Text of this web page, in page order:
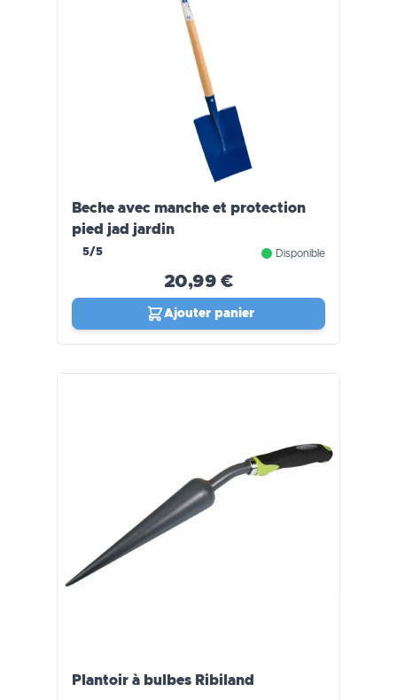
Beche avec manche et protection
pied jad jardin
5/5 Disponible
20,99 €
Ajouter panier
Plantoir à bulbes Ribiland